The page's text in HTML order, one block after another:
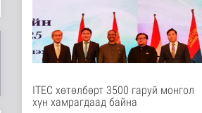
16 цаг 47 минутын өмнө
НҮБ-ын Хөгжлийн
хөтөлбөрийн Суурин
төлөөлөгч Итг..
“Шатах тослох
ITEC хөтөлбөрт 3500 гаруй монгол
хүн хамрагдаад байна